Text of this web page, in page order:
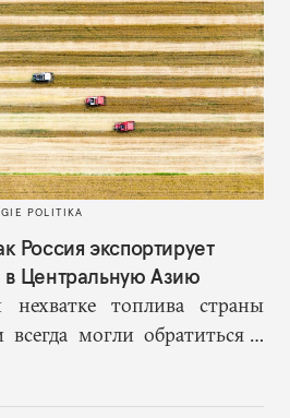
POLITIKA
Россия экспортирует
Центральную Азию
топлива страны
могли обратиться к
объемами, то